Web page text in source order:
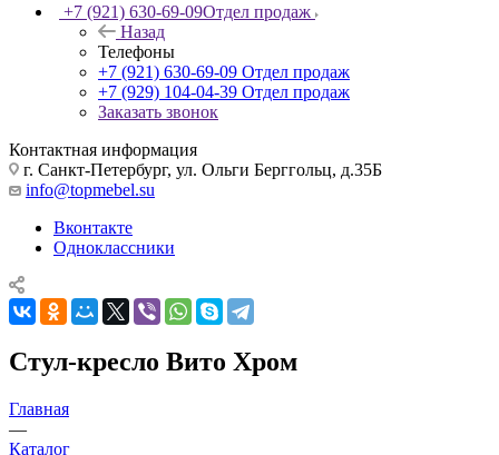
+7 (921) 630-69-09Отдел продаж
Назад
Телефоны
+7 (921) 630-69-09 Отдел продаж
+7 (929) 104-04-39 Отдел продаж
Заказать звонок
Контактная информация
г. Санкт-Петербург, ул. Ольги Берггольц, д.35Б
info@topmebel.su
Вконтакте
Одноклассники
Стул-кресло Вито Хром
Главная
—
Каталог